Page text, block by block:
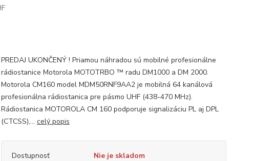
PREDAJ UKONČENÝ ! Priamou náhradou sú mobilné profesionálne
rádiostanice Motorola MOTOTRBO ™ radu DM1000 a DM 2000.
Motorola CM160 model MDM50RNF9AA2 je mobilná 64 kanálová
profesionálna rádiostanica pre pásmo UHF (438-470 MHz).
Rádiostanica MOTOROLA CM 160 podporuje signalizáciu PL aj DPL
(CTCSS),... celý popis
Dostupnosť Nie je skladom